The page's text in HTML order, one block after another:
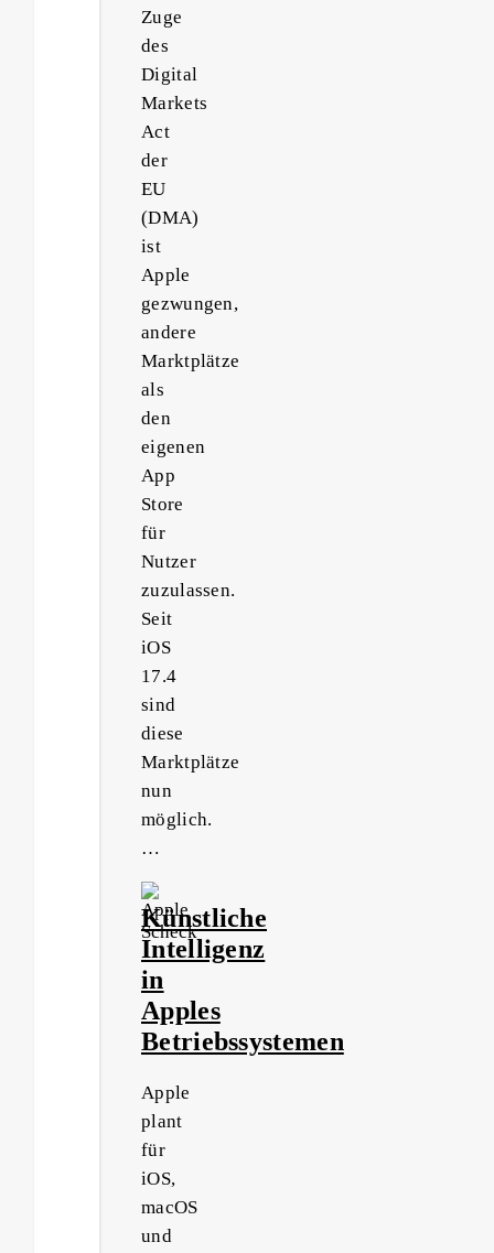
Zuge
des
Digital
Markets
Act
der
EU
(DMA)
ist
Apple
gezwungen,
andere
Marktplätze
als
den
eigenen
App
Store
für
Nutzer
zuzulassen.
Seit
iOS
17.4
sind
diese
Marktplätze
nun
möglich.
…
Künstliche
Intelligenz
in
Apples
Betriebssystemen
Apple
plant
für
iOS,
macOS
und